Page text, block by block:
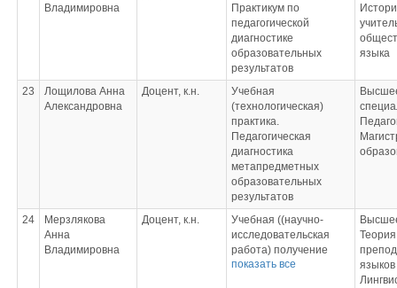
Владимировна
Практикум по
педагогической
диагностике
образовательных
результатов
языка
23
Лощилова Анна
Александровна
Доцент, к.н.
Учебная
(технологическая)
практика.
Педагогическая
диагностика
метапредметных
образовательных
результатов
24
Мерзлякова
Анна
Владимировна
Доцент, к.н.
Учебная ((научно-
исследовательская
работа) получение
первичных навыков
показать все
языков